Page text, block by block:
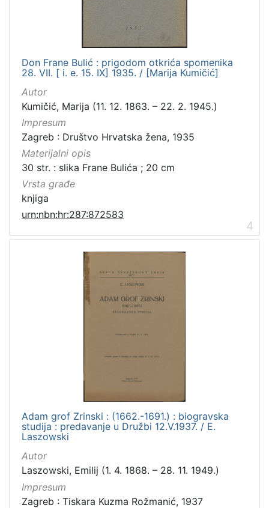
Don Frane Bulić : prigodom otkrića spomenika
28. VII. [ i. e. 15. IX] 1935. / [Marija Kumičić]
Autor
Kumičić, Marija (11. 12. 1863. – 22. 2. 1945.)
Impresum
Zagreb : Društvo Hrvatska žena, 1935
Materijalni opis
30 str. : slika Frane Bulića ; 20 cm
Vrsta građe
knjiga
urn:nbn:hr:287:872583
4
Adam grof Zrinski : (1662.-1691.) : biogravska
studija : predavanje u Družbi 12.V.1937. / E.
Laszowski
Autor
Laszowski, Emilij (1. 4. 1868. – 28. 11. 1949.)
Impresum
Zagreb : Tiskara Kuzma Rožmanić, 1937